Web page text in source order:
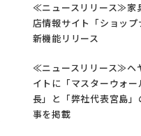
≪ニュースリリース≫家
店情報サイト「ショップ
新機能リリース
≪ニュースリリース≫ヘ
イトに「マスターウォー
長」と「弊社代表宮島」
事を掲載